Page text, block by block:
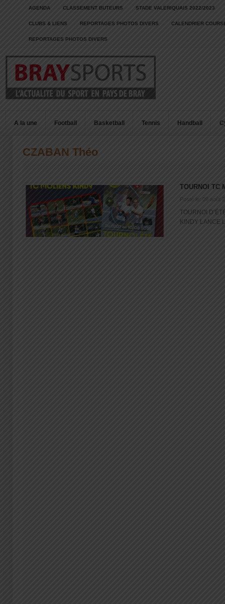
AGENDA CLASSEMENT BUTEURS STADE VALERIQUAIS 2022/2023
CLUBS & LIENS REPORTAGES PHOTOS DIVERS CALENDRIER
REPORTAGES PHOTOS DIVERS
A la une Football Basketball Tennis Handball
CZABAN Théo
TOURNOI TC
Posté le: 09 août
TOURNOI
KINDY LANCE